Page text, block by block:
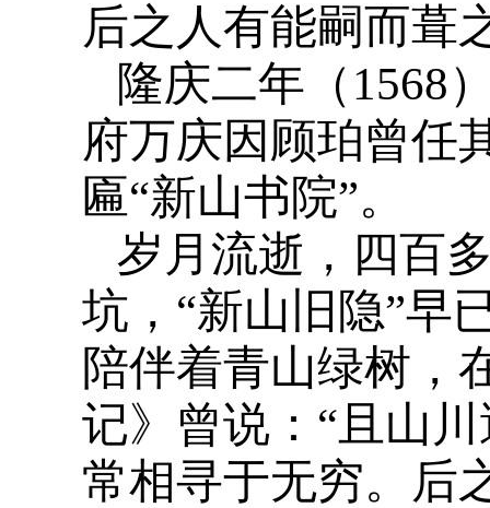
后之人有能嗣而葺
隆庆二年（1568
府万庆因顾珀曾任
匾“新山书院”。
岁月流逝，四百
坑，“新山旧隐”早
陪伴着青山绿树，
记》曾说：“且山
常相寻于无穷。后